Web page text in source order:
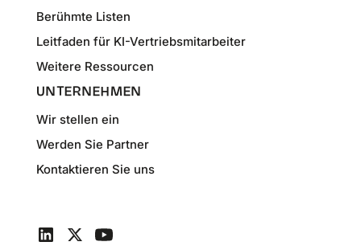
Berühmte Listen
Leitfaden für KI-Vertriebsmitarbeiter
Weitere Ressourcen
UNTERNEHMEN
Wir stellen ein
Werden Sie Partner
Kontaktieren Sie uns